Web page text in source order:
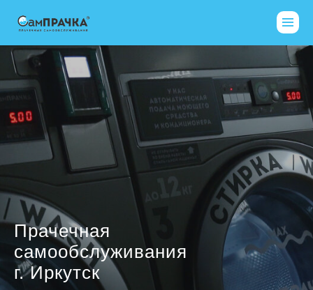
Прачечная
самообслуживания
г. Иркутск